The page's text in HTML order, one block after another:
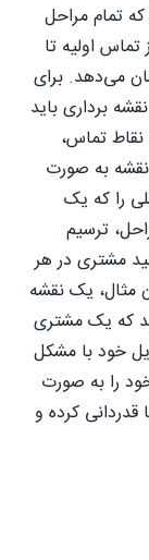
تمام مراحل
اولیه تا
می‌دهد. برای
برداری باید
تماس،
به صورت
را که یک
ترسیم
مشتری در هر
مثال، یک نقشه
که یک مشتری
خود با مشکل
را به صورت
کرده و